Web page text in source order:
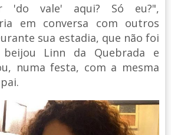
'do vale' aqui? Só eu?",
em conversa com outros
sua estadia, que não foi
Linn da Quebrada e
numa festa, com a mesma